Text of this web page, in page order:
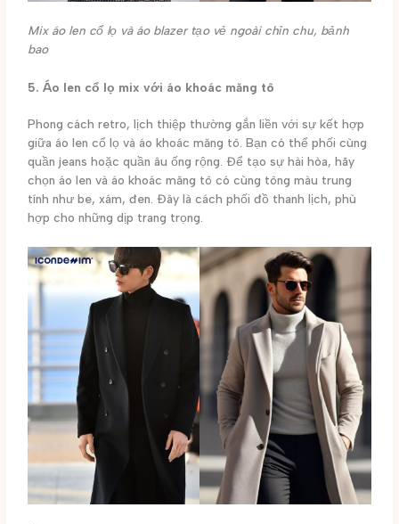
Mix áo len cổ lọ và áo blazer tạo vẻ ngoài chỉn chu, bảnh
bao
5. Áo len cổ lọ mix với áo khoác măng tô
Phong cách retro, lịch thiệp thường gắn liền với sự kết hợp
giữa áo len cổ lọ và áo khoác măng tô. Bạn có thể phối cùng
quần jeans hoặc quần âu ống rộng. Để tạo sự hài hòa, hãy
chọn áo len và áo khoác măng tô có cùng tông màu trung
tính như be, xám, đen. Đây là cách phối đồ thanh lịch, phù
hợp cho những dịp trang trọng.